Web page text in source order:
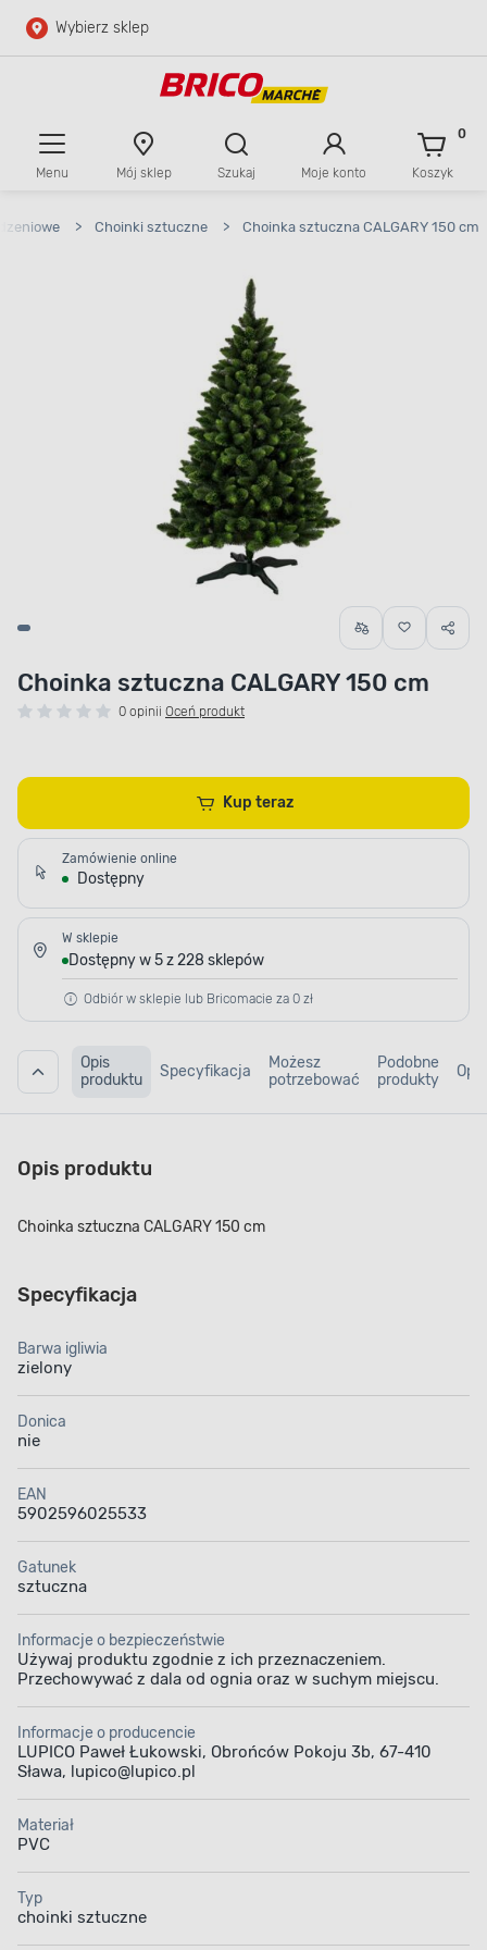
Przejdź do głównej zawartości
Wybierz sklep
Menu Mój sklep Szukaj Moje konto Koszyk
0
> Choinki sztuczne > Choinka sztuczna CALGARY 150 cm
Choinka sztuczna CALGARY 150 cm
0 opinii Oceń produkt
Kup teraz
Zamówienie online
Dostępny
W sklepie
Dostępny w 5 z 228 sklepów
Odbiór w sklepie lub Bricomacie za 0 zł
Opis
produktu
Specyfikacja
Możesz
potrzebować
Podobne
produkty
Opis produktu
Choinka sztuczna CALGARY 150 cm
Specyfikacja
Barwa igliwia
zielony
Donica
nie
EAN
5902596025533
Gatunek
sztuczna
Informacje o bezpieczeństwie
Używaj produktu zgodnie z ich przeznaczeniem.
Przechowywać z dala od ognia oraz w suchym miejscu.
Informacje o producencie
LUPICO Paweł Łukowski, Obrońców Pokoju 3b, 67-410
Sława, lupico@lupico.pl
Materiał
PVC
Typ
choinki sztuczne